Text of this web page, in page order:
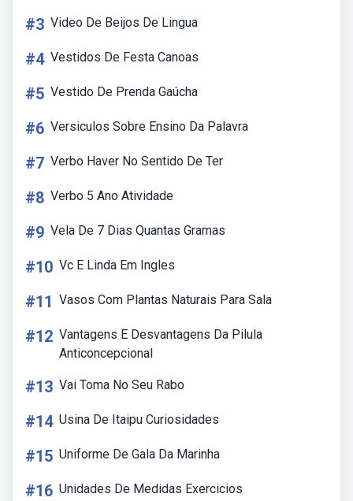
#3 Video De Beijos De Lingua
#4 Vestidos De Festa Canoas
#5 Vestido De Prenda Gaúcha
#6 Versiculos Sobre Ensino Da Palavra
#7 Verbo Haver No Sentido De Ter
#8 Verbo 5 Ano Atividade
#9 Vela De 7 Dias Quantas Gramas
#10 Vc E Linda Em Ingles
#11 Vasos Com Plantas Naturais Para Sala
#12 Vantagens E Desvantagens Da Pilula
Anticoncepcional
#13 Vai Toma No Seu Rabo
#14 Usina De Itaipu Curiosidades
#15 Uniforme De Gala Da Marinha
#16 Unidades De Medidas Exercicios